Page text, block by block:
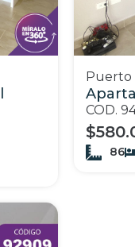
Puerto
COD.
86